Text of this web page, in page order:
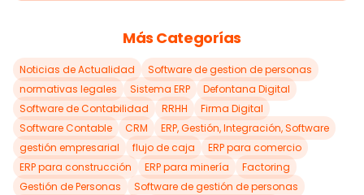
Más Categorías
Noticias de Actualidad
Software de gestion de personas
normativas legales
Sistema ERP
Defontana Digital
Software de Contabilidad
RRHH
Firma Digital
Software Contable
CRM
ERP, Gestión, Integración, Software
gestión empresarial
flujo de caja
ERP para comercio
ERP para construcción
ERP para minería
Factoring
Gestión de Personas
Software de gestión de personas